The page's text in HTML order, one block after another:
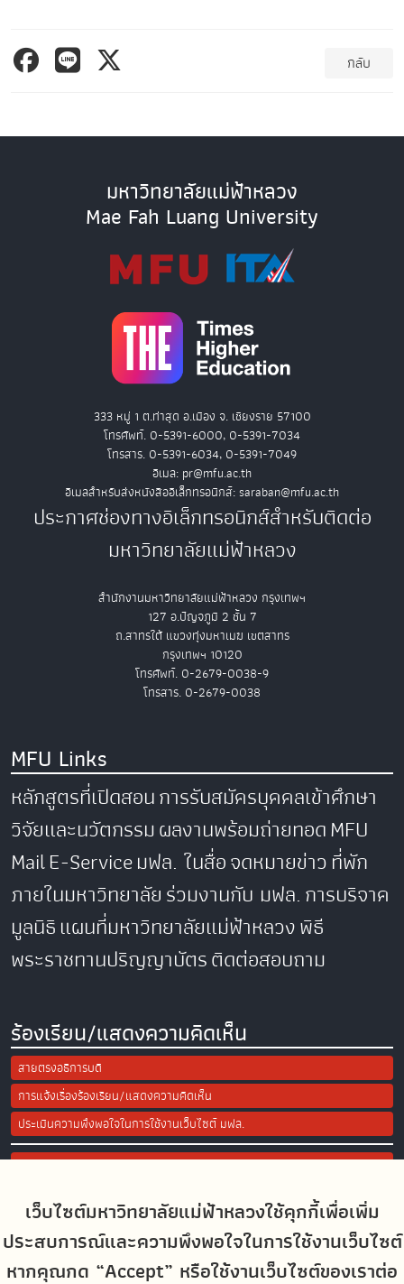
เว็บไซต์มหาวิทยาลัยแม่ฟ้าหลวงใช้คุกกี้เพื่อเพิ่ม
ประสบการณ์และความพึงพอใจในการใช้งานเว็บไซต์
หากคุณกด “Accept” หรือใช้งานเว็บไซต์ของเราต่อ
กลับ
มหาวิทยาลัยแม่ฟ้าหลวง
Mae Fah Luang University
333 หมู่ 1 ต.ท่าสุด อ.เมือง จ. เชียงราย 57100
โทรศัพท์. 0-5391-6000, 0-5391-7034
โทรสาร. 0-5391-6034, 0-5391-7049
อีเมล: pr@mfu.ac.th
อีเมลสำหรับส่งหนังสืออิเล็กทรอนิกส์: saraban@mfu.ac.th
ประกาศช่องทางอิเล็กทรอนิกส์สำหรับติดต่อ
มหาวิทยาลัยแม่ฟ้าหลวง
สำนักงานมหาวิทยาลัยแม่ฟ้าหลวง กรุงเทพฯ
127 อ.ปัญจภูมิ 2 ชั้น 7
ถ.สาทรใต้ แขวงทุ่งมหาเมฆ เขตสาทร
กรุงเทพฯ 10120
โทรศัพท์. 0-2679-0038-9
โทรสาร. 0-2679-0038
MFU Links
หลักสูตรที่เปิดสอนการรับสมัครบุคคลเข้าศึกษา
วิจัยและนวัตกรรมผลงานพร้อมถ่ายทอดMFU
MailE-Serviceมฟล. ในสื่อจดหมายข่าวที่พัก
ภายในมหาวิทยาลัยร่วมงานกับ มฟล.การบริจาค
มูลนิธิแผนที่มหาวิทยาลัยแม่ฟ้าหลวงพิธี
พระราชทานปริญญาบัตรติดต่อสอบถาม
ร้องเรียน/แสดงความคิดเห็น
สายตรงอธิการบดี
การแจ้งเรื่องร้องเรียน/แสดงความคิดเห็น
ประเมินความพึงพอใจในการใช้งานเว็บไซต์ มฟล.
Site Map
Social Media